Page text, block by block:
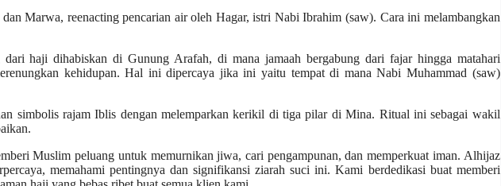
Marwa, reenacting pencarian air oleh Hagar, istri Nabi Ibrahim (saw). Cara ini melambangkan
haji dihabiskan di Gunung Arafah, di mana jamaah bergabung dari fajar hingga matahari
kehidupan. Hal ini dipercaya jika ini yaitu tempat di mana Nabi Muhammad (saw)
simbolis rajam Iblis dengan melemparkan kerikil di tiga pilar di Mina. Ritual ini sebagai wakil
Muslim peluang untuk memurnikan jiwa, cari pengampunan, dan memperkuat iman. Alhijaz
memahami pentingnya dan signifikansi ziarah suci ini. Kami berdedikasi buat memberi